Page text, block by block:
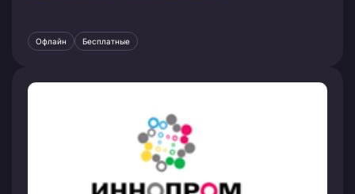
Офлайн Бесплатные